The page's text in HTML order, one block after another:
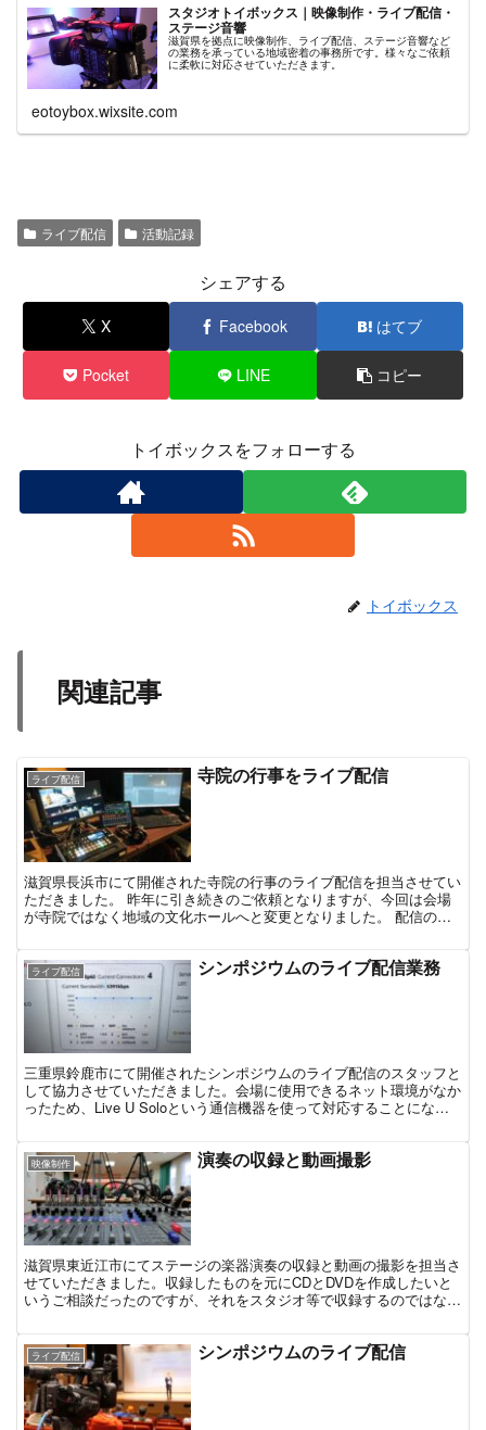
スタジオトイボックス｜映像制作・ライブ配信・
ステージ音響
滋賀県を拠点に映像制作、ライブ配信、ステージ音響など
の業務を承っている地域密着の事務所です。様々なご依頼
に柔軟に対応させていただきます。
eotoybox.wixsite.com
ライブ配信 活動記録
シェアする
X Facebook はてブ
Pocket LINE コピー
トイボックスをフォローする
トイボックス
関連記事
ライブ配信 寺院の行事をライブ配信
滋賀県長浜市にて開催された寺院の行事のライブ配信を担当させてい
ただきました。 昨年に引き続きのご依頼となりますが、今回は会場
が寺院ではなく地域の文化ホールへと変更となりました。 配信の内
ライブ配信 シンポジウムのライブ配信業務
三重県鈴鹿市にて開催されたシンポジウムのライブ配信のスタッフと
して協力させていただきました。会場に使用できるネット環境がなか
ったため、Live U Soloという通信機器を使って対応することにな
映像制作 演奏の収録と動画撮影
滋賀県東近江市にてステージの楽器演奏の収録と動画の撮影を担当さ
せていただきました。収録したものを元にCDとDVDを作成したいと
いうご相談だったのですが、それをスタジオ等で収録するのではな
ライブ配信 シンポジウムのライブ配信